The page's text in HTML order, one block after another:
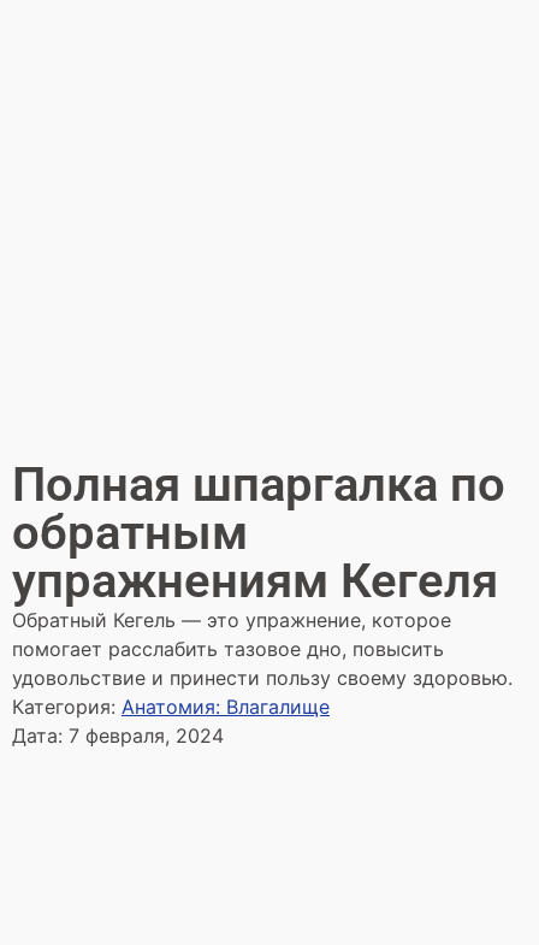
Полная шпаргалка по
обратным
упражнениям Кегеля
Обратный Кегель — это упражнение, которое
помогает расслабить тазовое дно, повысить
удовольствие и принести пользу своему здоровью.
Категория: Анатомия: Влагалище
Дата: 7 февраля, 2024